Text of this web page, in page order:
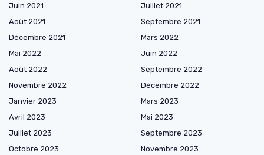
Juin 2021
Juillet 2021
Août 2021
Septembre 2021
Décembre 2021
Mars 2022
Mai 2022
Juin 2022
Août 2022
Septembre 2022
Novembre 2022
Décembre 2022
Janvier 2023
Mars 2023
Avril 2023
Mai 2023
Juillet 2023
Septembre 2023
Octobre 2023
Novembre 2023